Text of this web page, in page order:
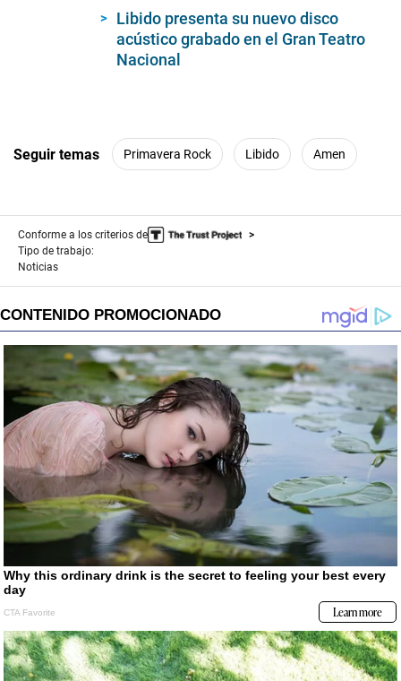
Libido presenta su nuevo disco
acústico grabado en el Gran Teatro
Nacional
Seguir temas Primavera Rock Libido Amen
Conforme a los criterios de
Tipo de trabajo:
Noticias